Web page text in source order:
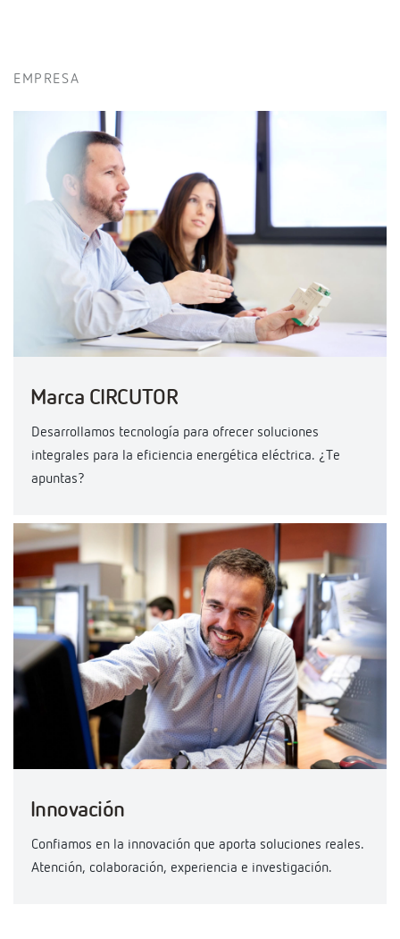
EMPRESA
Marca CIRCUTOR
Desarrollamos tecnología para ofrecer soluciones
integrales para la eficiencia energética eléctrica. ¿Te
apuntas?
Innovación
Confiamos en la innovación que aporta soluciones reales.
Atención, colaboración, experiencia e investigación.